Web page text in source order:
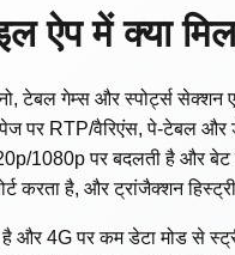
ऐप में क्या
टेबल गेम्स और स्पोर्ट्स
पेज पर RTP/वैरिएंस, पे-टेबल
1080p पर बदलती है और
करता है, और ट्रांजैक्शन
4G पर कम डेटा मोड से